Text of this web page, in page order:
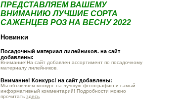
ПРЕДСТАВЛЯЕМ ВАШЕМУ
ВНИМАНИЮ ЛУЧШИЕ СОРТА
САЖЕНЦЕВ РОЗ НА ВЕСНУ 2022
Новинки
Посадочный материал лилейников. на сайт
добавлены:
Внимание!На сайт добавлен ассортимент по посадочному
материалу лилейников.
Внимание! Конкурс! на сайт добавлены:
Мы объявляем конкурс на лучшую фотографию и самый
информативный комментарий! Подробности можно
прочитать здесь